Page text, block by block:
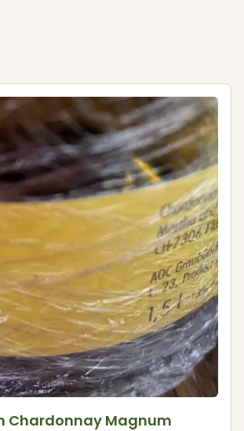
Chardonnay Magnum